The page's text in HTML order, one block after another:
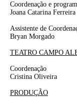
Coordenação e
Joana Catarina Ferreira
Assistente de
Bryan Morgado
TEATRO CAMPO
Coordenação
Cristina Oliveira
PRODUÇÃO